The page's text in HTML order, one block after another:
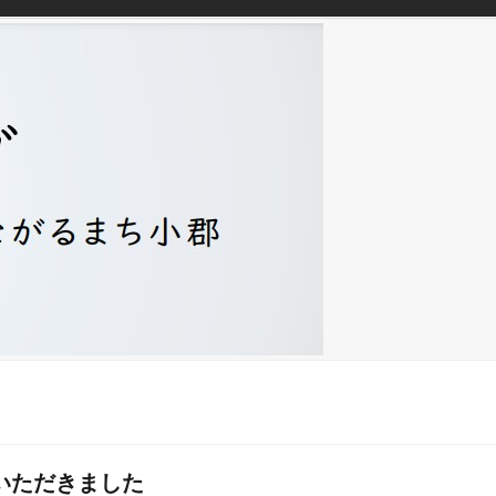
ただきました